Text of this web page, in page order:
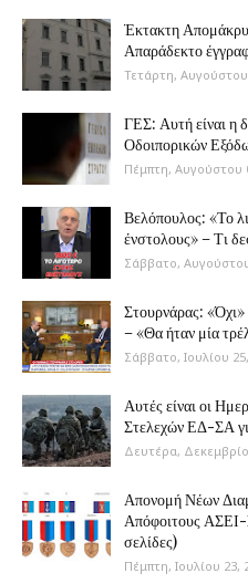
Έκτακτη
Απαράδεκτο
Τετάρτη,
ΓΕΣ: Αυτή είναι η
Οδοιπορικών
Πέμπτη, Αυγούστου
Βελόπουλος: «Το
ένστολους» – Τι
Σάββατο,
Στουρνάρας: «Όχι»
– «Θα ήταν μία
Σάββατο, Ιουλίου
Αυτές είναι οι
Στελεχών ΕΔ-ΣΑ
Δευτέρα,
Απονομή Νέων
Απόφοιτους
σελίδες)
Πέμπτη, Ιουλίου 23,